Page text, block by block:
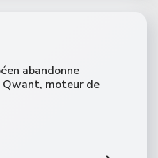
abandonne
Qwant, moteur de